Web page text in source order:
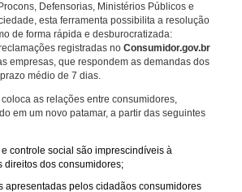
Defensorias, Ministérios Públicos e
esta ferramenta possibilita a resolução
de forma rápida e desburocratizada:
registradas no Consumidor.gov.br
empresas, que respondem as demandas dos
médio de 7 dias.
coloca as relações entre consumidores,
em um novo patamar, a partir das seguintes
controle social são imprescindíveis à
direitos dos consumidores;
apresentadas pelos cidadãos consumidores